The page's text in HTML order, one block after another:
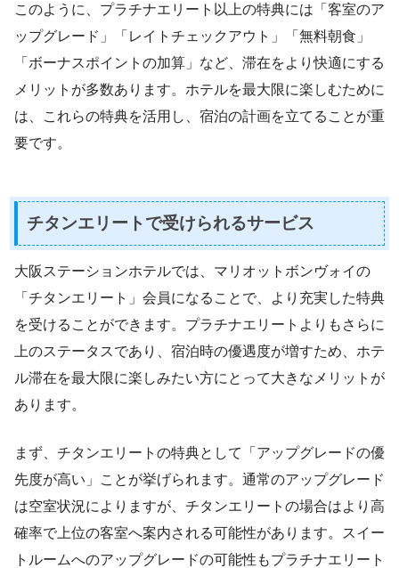
このように、プラチナエリート以上の特典には「客室のア
ップグレード」「レイトチェックアウト」「無料朝食」
「ボーナスポイントの加算」など、滞在をより快適にする
メリットが多数あります。ホテルを最大限に楽しむために
は、これらの特典を活用し、宿泊の計画を立てることが重
要です。
チタンエリートで受けられるサービス
大阪ステーションホテルでは、マリオットボンヴォイの
「チタンエリート」会員になることで、より充実した特典
を受けることができます。プラチナエリートよりもさらに
上のステータスであり、宿泊時の優遇度が増すため、ホテ
ル滞在を最大限に楽しみたい方にとって大きなメリットが
あります。
まず、チタンエリートの特典として「アップグレードの優
先度が高い」ことが挙げられます。通常のアップグレード
は空室状況によりますが、チタンエリートの場合はより高
確率で上位の客室へ案内される可能性があります。スイー
トルームへのアップグレードの可能性もプラチナエリート